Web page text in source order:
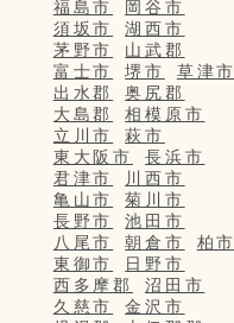
福島市
岡谷市
須坂市
湖西市
茅野市
山武郡
富士市
堺市
草津市
出水郡
奥尻郡
大島郡
相模原市
立川市
萩市
東大阪市
長浜市
君津市
川西市
亀山市
菊川市
長野市
池田市
八尾市
朝倉市
柏市
東御市
日野市
西多摩郡
沼田市
久慈市
金沢市